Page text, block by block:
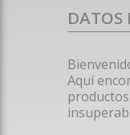
DATOS
Aquí